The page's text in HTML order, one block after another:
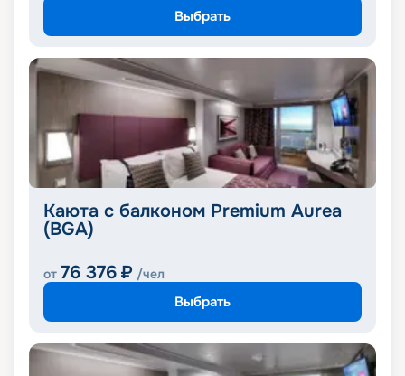
Выбрать
Каюта с балконом Premium Aurea
(BGA)
от 76 376 ₽ /чел
Выбрать